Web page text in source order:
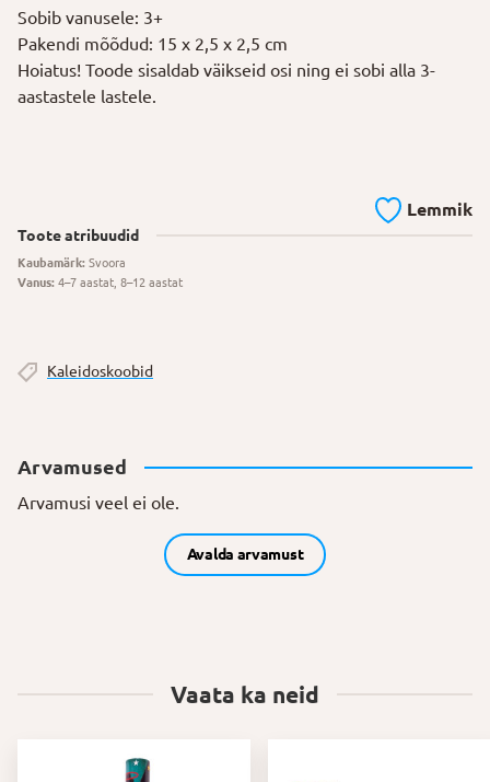
Sobib vanusele: 3+
Pakendi mõõdud: 15 x 2,5 x 2,5 cm
Hoiatus! Toode sisaldab väikseid osi ning ei sobi alla 3-
aastastele lastele.
Lemmik
Toote atribuudid
Kaubamärk: Svoora
Vanus: 4–7 aastat, 8–12 aastat
Kaleidoskoobid
Arvamused
Arvamusi veel ei ole.
Avalda arvamust
Vaata ka neid